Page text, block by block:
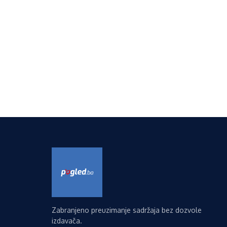
Zabranjeno preuzimanje sadržaja bez dozvole
izdavača.